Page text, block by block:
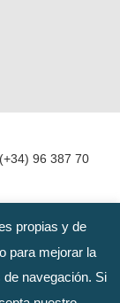
(+34) 96 387 70
propias y de
para mejorar la
navegación. Si